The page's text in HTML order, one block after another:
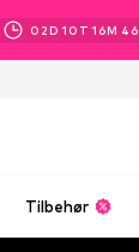
02D 10 T 16M 45
Tilbehør